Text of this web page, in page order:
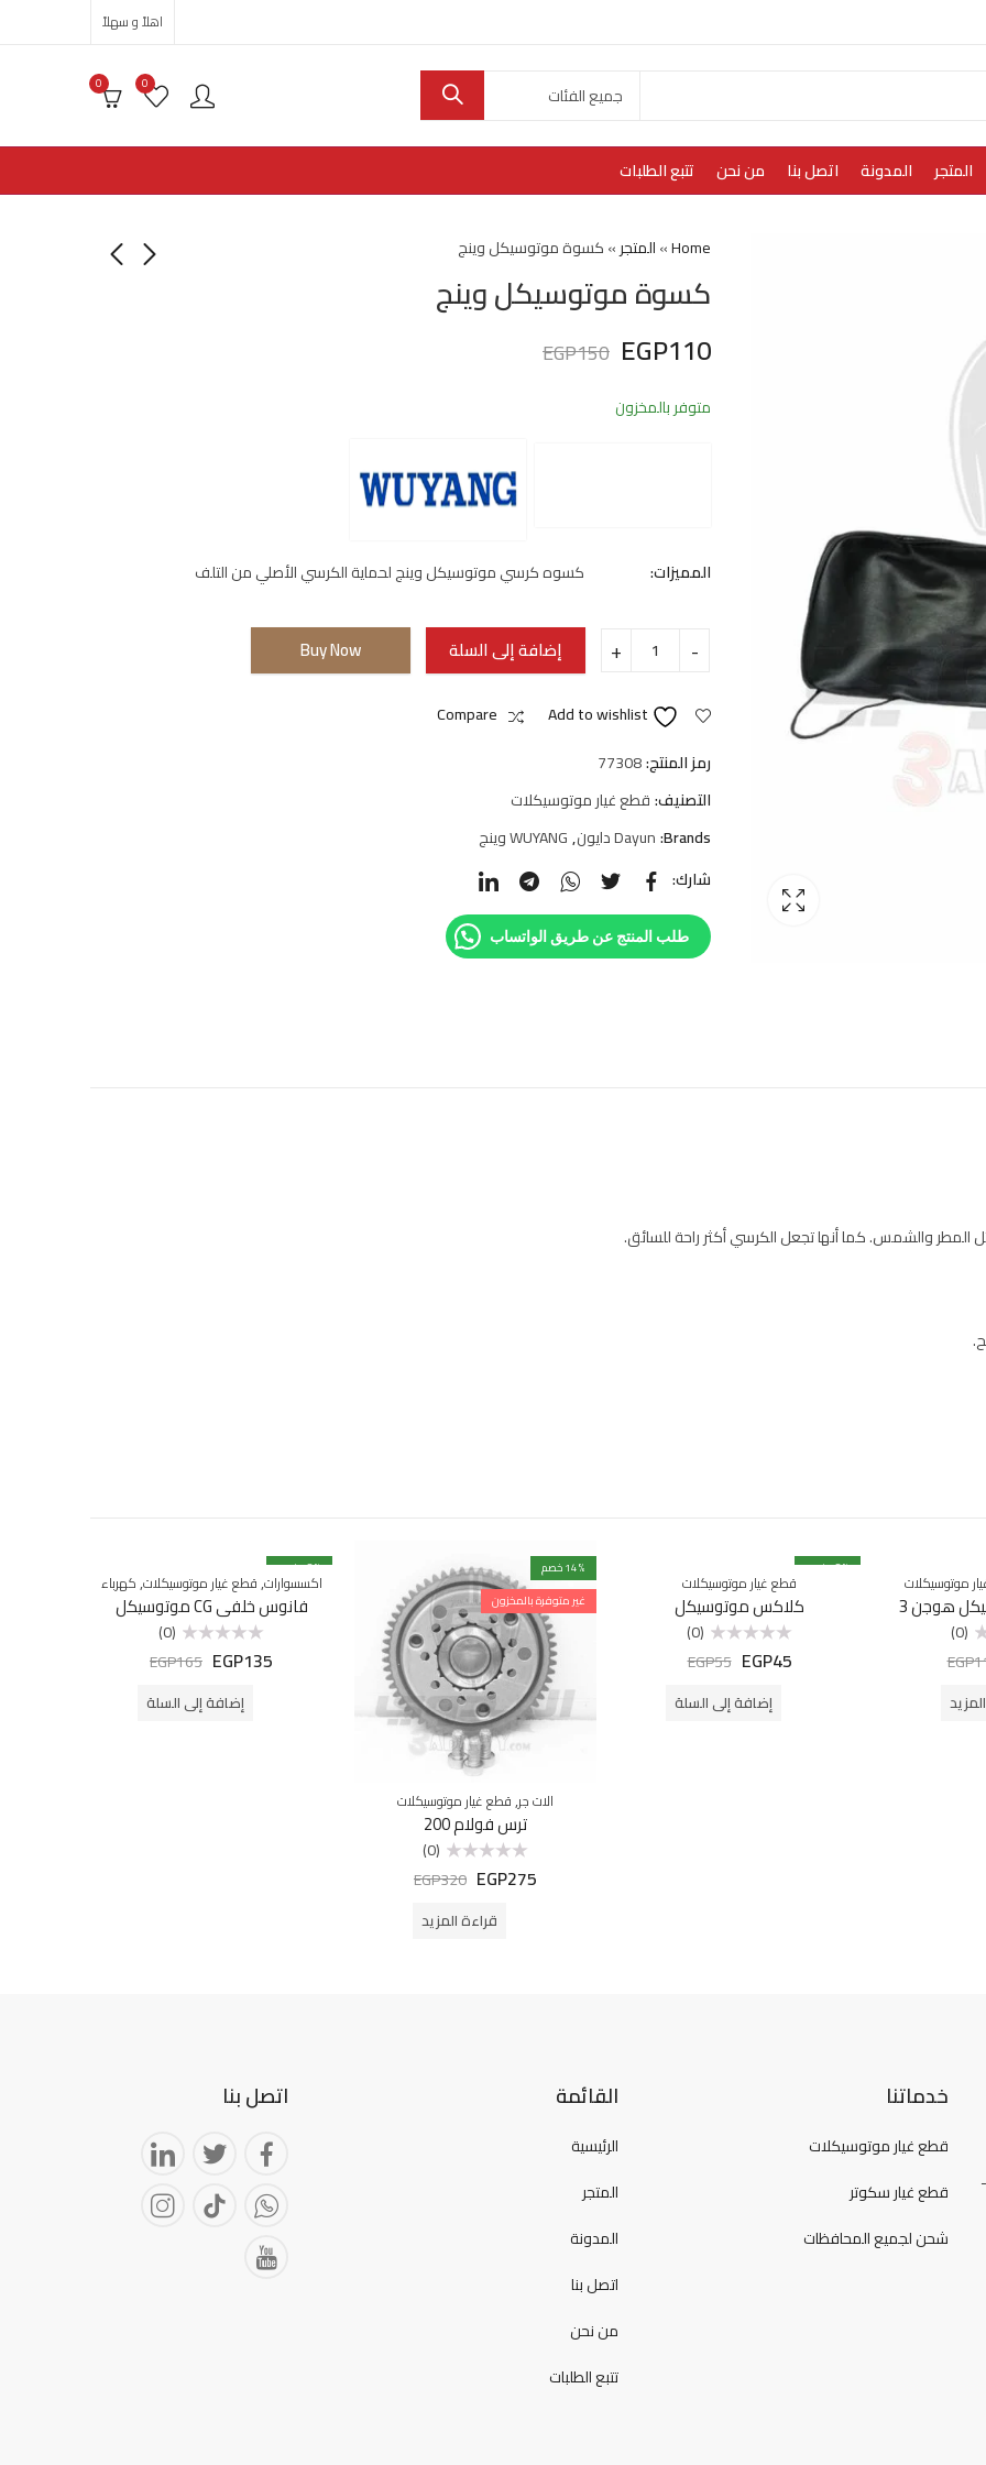
اهلاً و سهلاً
0
0
المتجر المدونة اتصل بنا من نحن تتبع الطلبات
Home
»المتجر»كسوة موتوسيكل وينج
كسوة موتوسيكل وينج
EGP110
EGP150
متوفر بالمخزون
المميزات: كسوه كرسي موتوسيكل وينج لحماية الكرسي الأصلي من التلف
إضافة إلى السلة Buy Now
Add to wishlist
Compare
رمز المنتج:77308
التصنيف:قطع غيار موتوسيكلات
Brands: Dayun دايون ,WUYANG وينج
شارك:
طلب المنتج عن طريق الواتساب
والشمس. كما أنها تجعل الكرسي أكثر راحة للسائق.
موتوسيكلات
هوجن 3
(0)
EGP
18% خصم
قطع غيار موتوسيكلات
كلاكس موتوسيكل
التقييم
(0)
EGP45
EGP55
إضافة إلى السلة
14% خصم
غير متوفرة بالمخزون
الات جر,قطع غيار موتوسيكلات
ترس فولام 200
التقييم
(0)
EGP275
EGP320
قراءة المزيد
18% خصم
اكسسوارات,قطع غيار موتوسيكلات,كهرباء
فانوس خلفي CG موتوسيكل
التقييم
(0)
EGP135
EGP165
إضافة إلى السلة
خدماتنا
قطع غيار موتوسيكلات
قطع غيار سكوتر
شحن لجميع المحافظات
القائمة
الرئيسية
المتجر
المدونة
اتصل بنا
من نحن
تتبع الطلبات
اتصل بنا